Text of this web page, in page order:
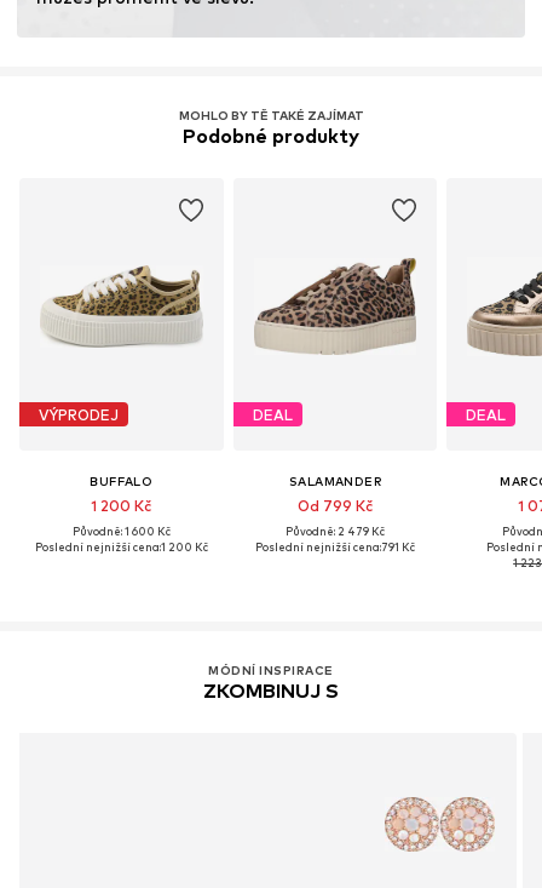
MOHLO BY TĚ TAKÉ ZAJÍMAT
Podobné produkty
VÝPRODEJ
BUFFALO
1 200 Kč
Původně: 1 600 Kč
Poslední nejnižší cena:1 200 Kč
DEAL
SALAMANDER
Od 799 Kč
Původně: 2 479 Kč
Poslední nejnižší cena:791 Kč
DEAL
1
Poslední
1
MÓDNÍ INSPIRACE
ZKOMBINUJ S